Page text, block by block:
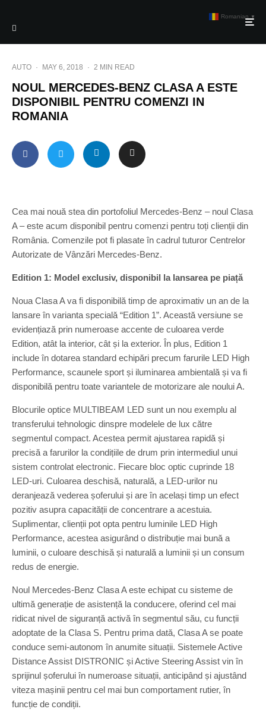
AUTO · MAY 6, 2018 · 2 MIN READ
NOUL MERCEDES-BENZ CLASA A ESTE
DISPONIBIL PENTRU COMENZI IN
ROMANIA
Cea mai nouă stea din portofoliul Mercedes-Benz – noul Clasa
A – este acum disponibil pentru comenzi pentru toți clienții din
România. Comenzile pot fi plasate în cadrul tuturor Centrelor
Autorizate de Vânzări Mercedes-Benz.
Edition 1: Model exclusiv, disponibil la lansarea pe piață
Noua Clasa A va fi disponibilă timp de aproximativ un an de la
lansare în varianta specială “Edition 1”. Această versiune se
evidențiază prin numeroase accente de culoarea verde
Edition, atât la interior, cât și la exterior. În plus, Edition 1
include în dotarea standard echipări precum farurile LED High
Performance, scaunele sport și iluminarea ambientală și va fi
disponibilă pentru toate variantele de motorizare ale noului A.
Blocurile optice MULTIBEAM LED sunt un nou exemplu al
transferului tehnologic dinspre modelele de lux către
segmentul compact. Acestea permit ajustarea rapidă și
precisă a farurilor la condițiile de drum prin intermediul unui
sistem controlat electronic. Fiecare bloc optic cuprinde 18
LED-uri. Culoarea deschisă, naturală, a LED-urilor nu
deranjează vederea șoferului și are în același timp un efect
pozitiv asupra capacității de concentrare a acestuia.
Suplimentar, clienții pot opta pentru luminile LED High
Performance, acestea asigurând o distribuție mai bună a
luminii, o culoare deschisă și naturală a luminii și un consum
redus de energie.
Noul Mercedes-Benz Clasa A este echipat cu sisteme de
ultimă generație de asistență la conducere, oferind cel mai
ridicat nivel de siguranță activă în segmentul său, cu funcții
adoptate de la Clasa S. Pentru prima dată, Clasa A se poate
conduce semi-autonom în anumite situații. Sistemele Active
Distance Assist DISTRONIC și Active Steering Assist vin în
sprijinul șoferului în numeroase situații, anticipând și ajustând
viteza mașinii pentru cel mai bun comportament rutier, în
funcție de condiții.
Romanian ▼